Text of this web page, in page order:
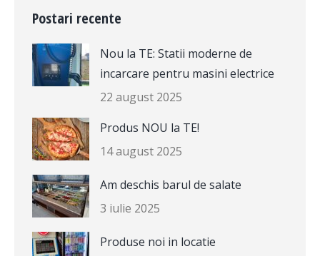
Postari recente
Nou la TE: Statii moderne de
incarcare pentru masini electrice
22 august 2025
Produs NOU la TE!
14 august 2025
Am deschis barul de salate
3 iulie 2025
Produse noi in locatie